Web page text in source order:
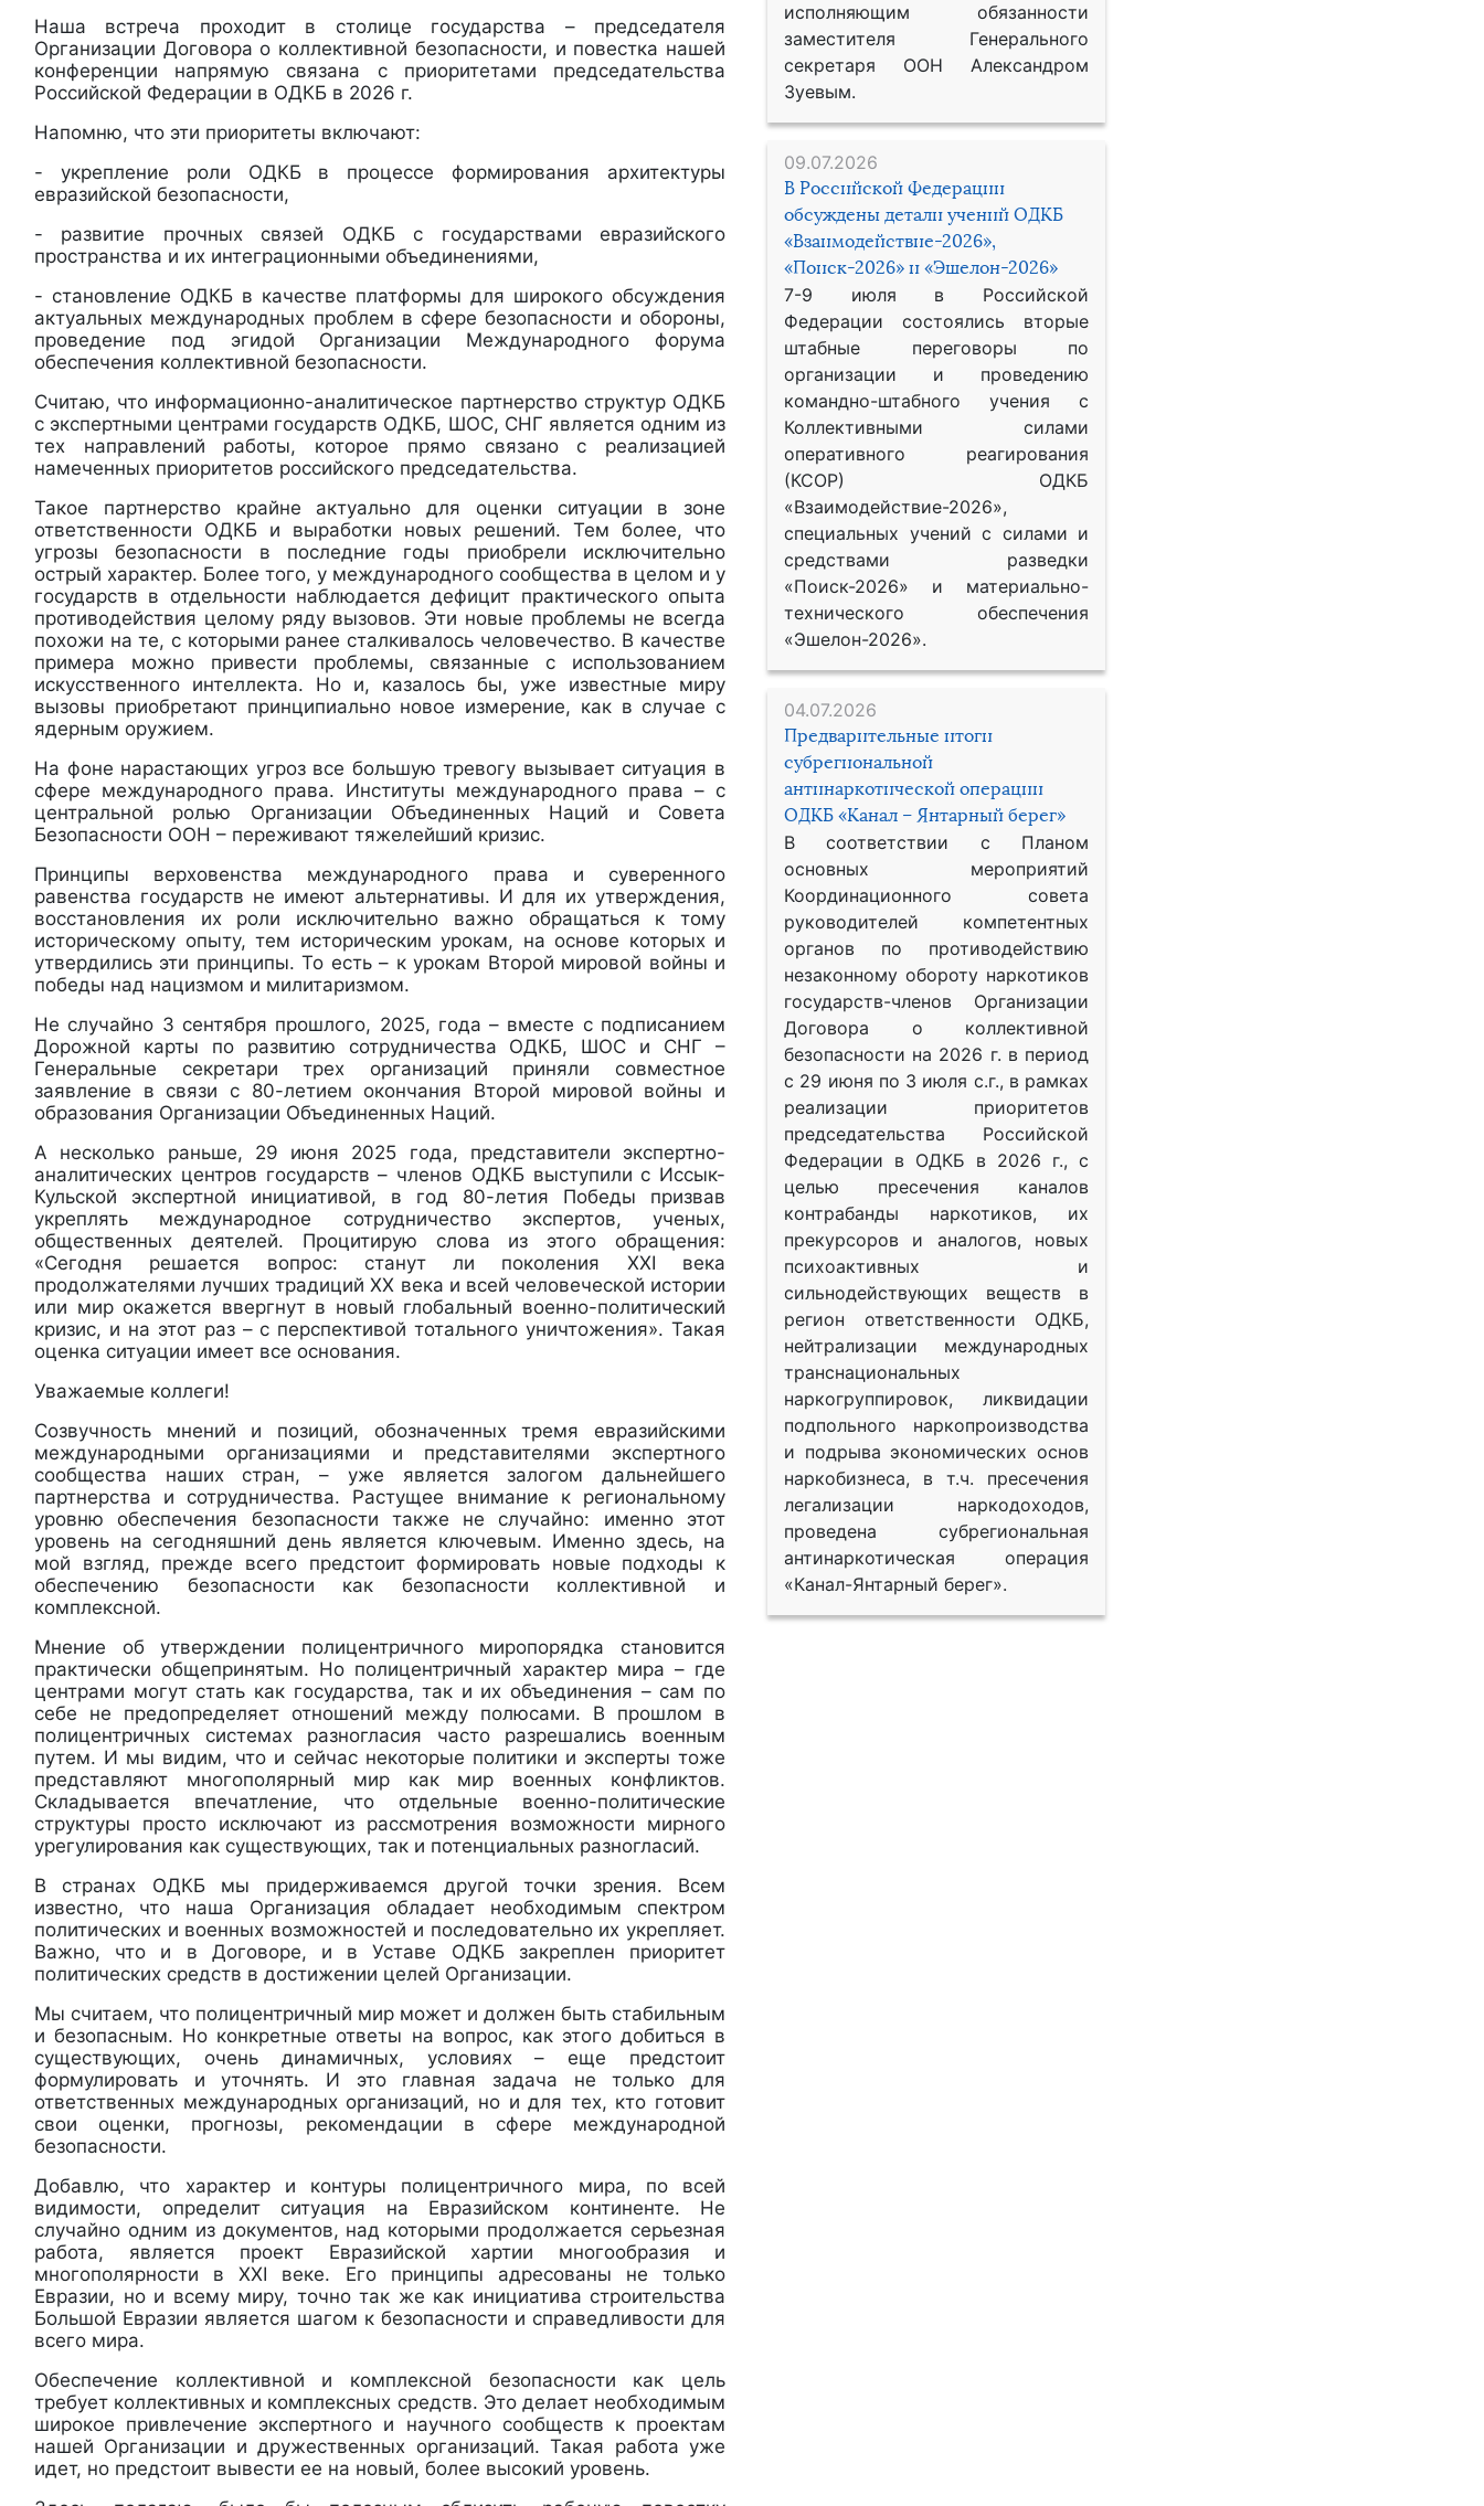
исполняющим обязанности
заместителя Генерального
секретаря ООН Александром
Зуевым.
09.07.2026
В Российской Федерации
обсуждены детали учений ОДКБ
«Взаимодействие-2026»,
«Поиск-2026» и «Эшелон-2026»
7-9 июля в Российской
Федерации состоялись вторые
штабные переговоры по
организации и проведению
командно-штабного учения с
Коллективными силами
оперативного реагирования
(КСОР) ОДКБ
«Взаимодействие-2026»,
специальных учений с силами и
средствами разведки
«Поиск-2026» и материально-
технического обеспечения
«Эшелон-2026».
04.07.2026
Предварительные итоги
субрегиональной
антинаркотической операции
ОДКБ «Канал – Янтарный берег»
В соответствии с Планом
основных мероприятий
Координационного совета
руководителей компетентных
органов по противодействию
незаконному обороту наркотиков
государств-членов Организации
Договора о коллективной
безопасности на 2026 г. в период
с 29 июня по 3 июля с.г., в рамках
реализации приоритетов
председательства Российской
Федерации в ОДКБ в 2026 г., с
целью пресечения каналов
контрабанды наркотиков, их
прекурсоров и аналогов, новых
психоактивных и
сильнодействующих веществ в
регион ответственности ОДКБ,
нейтрализации международных
транснациональных
наркогруппировок, ликвидации
подпольного наркопроизводства
и подрыва экономических основ
наркобизнеса, в т.ч. пресечения
легализации наркодоходов,
проведена субрегиональная
антинаркотическая операция
«Канал-Янтарный берег».
Наша встреча проходит в столице государства – председателя
Организации Договора о коллективной безопасности, и повестка нашей
конференции напрямую связана с приоритетами председательства
Российской Федерации в ОДКБ в 2026 г.
Напомню, что эти приоритеты включают:
- укрепление роли ОДКБ в процессе формирования архитектуры
евразийской безопасности,
- развитие прочных связей ОДКБ с государствами евразийского
пространства и их интеграционными объединениями,
- становление ОДКБ в качестве платформы для широкого обсуждения
актуальных международных проблем в сфере безопасности и обороны,
проведение под эгидой Организации Международного форума
обеспечения коллективной безопасности.
Считаю, что информационно-аналитическое партнерство структур ОДКБ
с экспертными центрами государств ОДКБ, ШОС, СНГ является одним из
тех направлений работы, которое прямо связано с реализацией
намеченных приоритетов российского председательства.
Такое партнерство крайне актуально для оценки ситуации в зоне
ответственности ОДКБ и выработки новых решений. Тем более, что
угрозы безопасности в последние годы приобрели исключительно
острый характер. Более того, у международного сообщества в целом и у
государств в отдельности наблюдается дефицит практического опыта
противодействия целому ряду вызовов. Эти новые проблемы не всегда
похожи на те, с которыми ранее сталкивалось человечество. В качестве
примера можно привести проблемы, связанные с использованием
искусственного интеллекта. Но и, казалось бы, уже известные миру
вызовы приобретают принципиально новое измерение, как в случае с
ядерным оружием.
На фоне нарастающих угроз все большую тревогу вызывает ситуация в
сфере международного права. Институты международного права – с
центральной ролью Организации Объединенных Наций и Совета
Безопасности ООН – переживают тяжелейший кризис.
Принципы верховенства международного права и суверенного
равенства государств не имеют альтернативы. И для их утверждения,
восстановления их роли исключительно важно обращаться к тому
историческому опыту, тем историческим урокам, на основе которых и
утвердились эти принципы. То есть – к урокам Второй мировой войны и
победы над нацизмом и милитаризмом.
Не случайно 3 сентября прошлого, 2025, года – вместе с подписанием
Дорожной карты по развитию сотрудничества ОДКБ, ШОС и СНГ –
Генеральные секретари трех организаций приняли совместное
заявление в связи с 80-летием окончания Второй мировой войны и
образования Организации Объединенных Наций.
А несколько раньше, 29 июня 2025 года, представители экспертно-
аналитических центров государств – членов ОДКБ выступили с Иссык-
Кульской экспертной инициативой, в год 80-летия Победы призвав
укреплять международное сотрудничество экспертов, ученых,
общественных деятелей. Процитирую слова из этого обращения:
«Сегодня решается вопрос: станут ли поколения XXI века
продолжателями лучших традиций ХХ века и всей человеческой истории
или мир окажется ввергнут в новый глобальный военно-политический
кризис, и на этот раз – с перспективой тотального уничтожения». Такая
оценка ситуации имеет все основания.
Уважаемые коллеги!
Созвучность мнений и позиций, обозначенных тремя евразийскими
международными организациями и представителями экспертного
сообщества наших стран, – уже является залогом дальнейшего
партнерства и сотрудничества. Растущее внимание к региональному
уровню обеспечения безопасности также не случайно: именно этот
уровень на сегодняшний день является ключевым. Именно здесь, на
мой взгляд, прежде всего предстоит формировать новые подходы к
обеспечению безопасности как безопасности коллективной и
комплексной.
Мнение об утверждении полицентричного миропорядка становится
практически общепринятым. Но полицентричный характер мира – где
центрами могут стать как государства, так и их объединения – сам по
себе не предопределяет отношений между полюсами. В прошлом в
полицентричных системах разногласия часто разрешались военным
путем. И мы видим, что и сейчас некоторые политики и эксперты тоже
представляют многополярный мир как мир военных конфликтов.
Складывается впечатление, что отдельные военно-политические
структуры просто исключают из рассмотрения возможности мирного
урегулирования как существующих, так и потенциальных разногласий.
В странах ОДКБ мы придерживаемся другой точки зрения. Всем
известно, что наша Организация обладает необходимым спектром
политических и военных возможностей и последовательно их укрепляет.
Важно, что и в Договоре, и в Уставе ОДКБ закреплен приоритет
политических средств в достижении целей Организации.
Мы считаем, что полицентричный мир может и должен быть стабильным
и безопасным. Но конкретные ответы на вопрос, как этого добиться в
существующих, очень динамичных, условиях – еще предстоит
формулировать и уточнять. И это главная задача не только для
ответственных международных организаций, но и для тех, кто готовит
свои оценки, прогнозы, рекомендации в сфере международной
безопасности.
Добавлю, что характер и контуры полицентричного мира, по всей
видимости, определит ситуация на Евразийском континенте. Не
случайно одним из документов, над которыми продолжается серьезная
работа, является проект Евразийской хартии многообразия и
многополярности в XXI веке. Его принципы адресованы не только
Евразии, но и всему миру, точно так же как инициатива строительства
Большой Евразии является шагом к безопасности и справедливости для
всего мира.
Обеспечение коллективной и комплексной безопасности как цель
требует коллективных и комплексных средств. Это делает необходимым
широкое привлечение экспертного и научного сообществ к проектам
нашей Организации и дружественных организаций. Такая работа уже
идет, но предстоит вывести ее на новый, более высокий уровень.